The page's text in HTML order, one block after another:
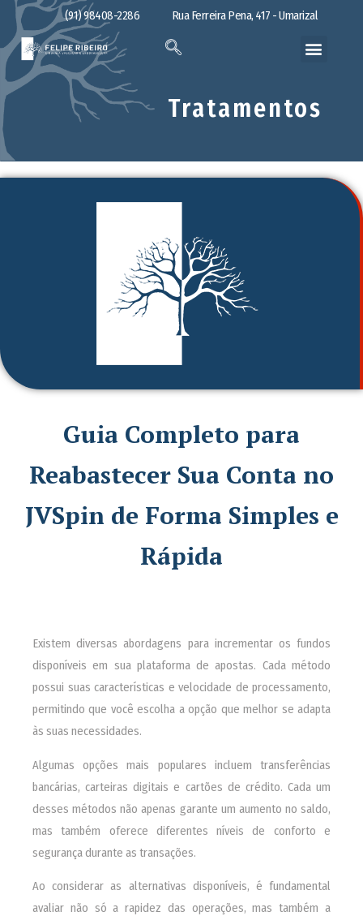
(91) 98408-2286 Rua Ferreira Pena, 417 - Umarizal
Tratamentos
Guia Completo para
Reabastecer Sua Conta no
JVSpin de Forma Simples e
Rápida
Existem diversas abordagens para incrementar os fundos
disponíveis em sua plataforma de apostas. Cada método
possui suas características e velocidade de processamento,
permitindo que você escolha a opção que melhor se adapta
às suas necessidades.
Algumas opções mais populares incluem transferências
bancárias, carteiras digitais e cartões de crédito. Cada um
desses métodos não apenas garante um aumento no saldo,
mas também oferece diferentes níveis de conforto e
segurança durante as transações.
Ao considerar as alternativas disponíveis, é fundamental
avaliar não só a rapidez das operações, mas também a